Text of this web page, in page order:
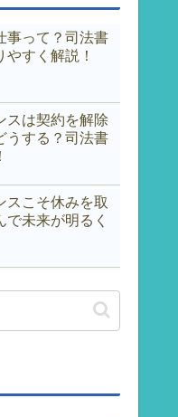
事って？司法書
やすく解説！
スは契約を解除
うする？司法書
スこそ休みを取
で未来が明るく